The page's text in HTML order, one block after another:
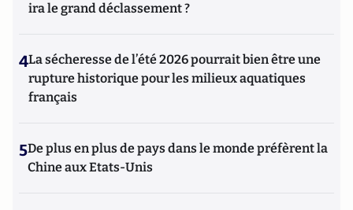
ira le grand déclassement ?
4La sécheresse de l’été 2026 pourrait bien être une
rupture historique pour les milieux aquatiques
français
5De plus en plus de pays dans le monde préfèrent la
Chine aux Etats-Unis